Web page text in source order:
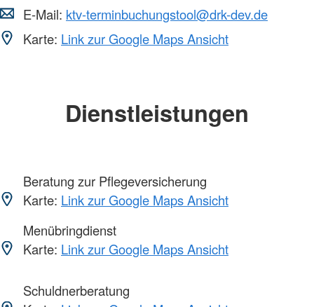
E-Mail: ktv-terminbuchungstool@drk-dev.de
Karte: Link zur Google Maps Ansicht
Dienstleistungen
Beratung zur Pflegeversicherung
Karte: Link zur Google Maps Ansicht
Menübringdienst
Karte: Link zur Google Maps Ansicht
Schuldnerberatung